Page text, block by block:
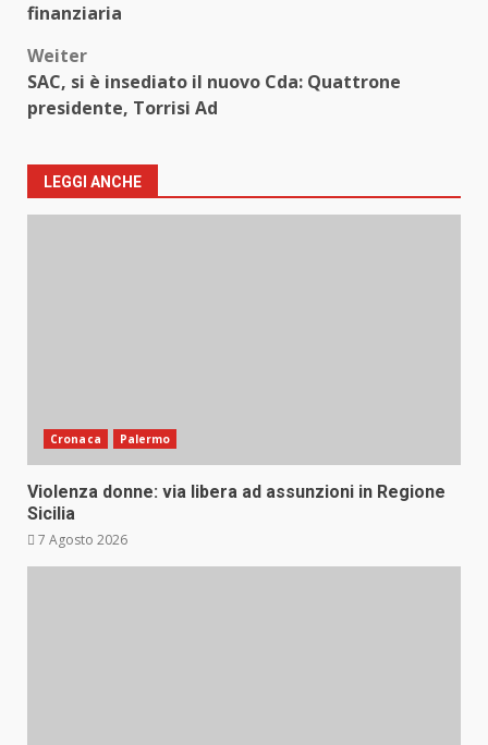
finanziaria
Weiter
SAC, si è insediato il nuovo Cda: Quattrone
presidente, Torrisi Ad
LEGGI ANCHE
Cronaca Palermo
Violenza donne: via libera ad assunzioni in Regione
Sicilia
7 Agosto 2026